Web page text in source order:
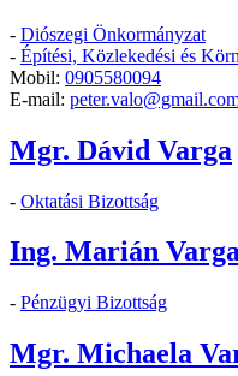
- Diószegi Önkormányzat
- Építési, Közlekedési és
Mobil: 0905580094
E-mail:
Mgr. Dávid Varga
- Oktatási Bizottság
Ing. Marián
- Pénzügyi Bizottság
Mgr. Michaela